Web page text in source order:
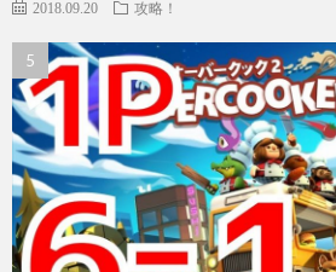
2018.09.20 攻略！